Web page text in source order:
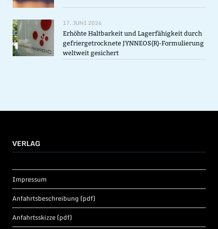
17. JUNI 2026
Erhöhte Haltbarkeit und Lagerfähigkeit durch
gefriergetrocknete JYNNEOS(R)-Formulierung
weltweit gesichert
VERLAG
Impressum
Anfahrtsbeschreibung (pdf)
Anfahrtsskizze (pdf)